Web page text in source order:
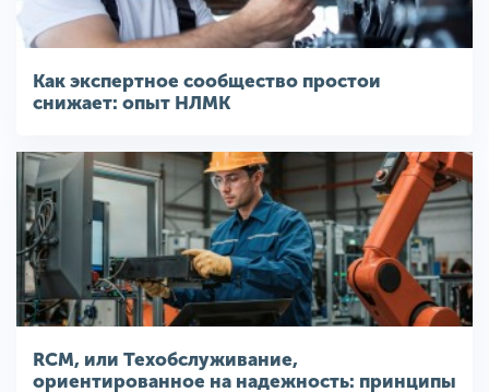
Как экспертное сообщество простои
снижает: опыт НЛМК
RCM, или Техобслуживание,
ориентированное на надежность: принципы